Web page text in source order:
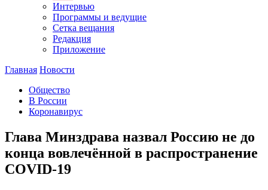
Интервью
Программы и ведущие
Сетка вещания
Редакция
Приложение
Главная Новости
Общество
В России
Коронавирус
Глава Минздрава назвал Россию не до
конца вовлечённой в распространение
COVID-19